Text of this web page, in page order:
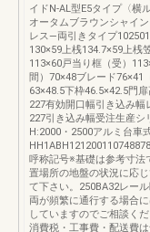
イドN-AL型E5タイプ〈横
オータムブラウンシャイ
レス―両引きタイプ
130×59上桟134.7×59上桟
113×60戸当り框（受）
間）70×48ブレード76×41
63×48.5下枠46.5×42.5門
227有効開口幅引き込み幅
227引き込み幅受注生産
H:2000・2500アルミ台車
呼称記号※基礎は参考寸法
置場所の地盤の状況に応
て下さい。250BA32レー
両が頻繁に通行する場合
していますのでご相談く
消費税・工事費・配送費